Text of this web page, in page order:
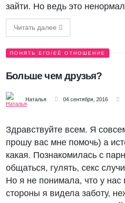
зайти. Но ведь это
Читать далее
ПОНЯТЬ ЕГО/ЕЁ ОТНОШЕНИЕ
Больше чем друзья?
Наталья 04 сентября, 2016
Здравствуйте всем. Я
прошу вас мне помочь) а
какая. Познакомилась с
общаться, гулять, секс
Но я не понимала, что у нас
стороны я видела заботу,